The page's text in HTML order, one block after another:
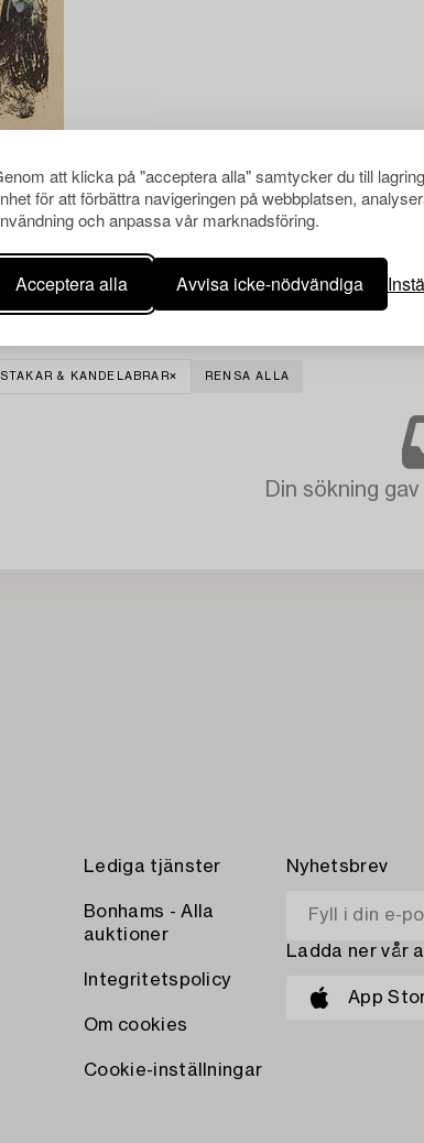
att klicka på "acceptera alla" samtycker du till
för att förbättra navigeringen på webbplatsen,
och anpassa vår marknadsföring.
Acceptera alla Avvisa icke-nödvändiga
& KANDELABRAR RENSA ALLA
Din sökning
Lediga tjänster
Bonhams - Alla
auktioner
Integritetspolicy
Om cookies
Cookie-inställningar
Nyhetsbrev
Ladda ner vår
App